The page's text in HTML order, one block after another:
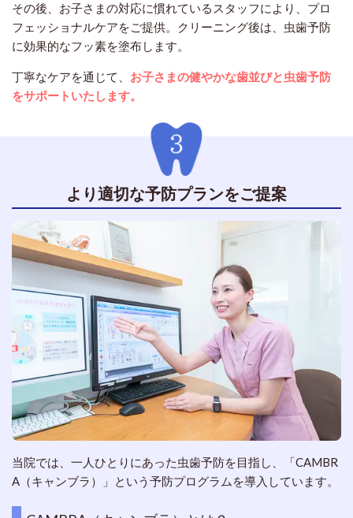
その後、お子さまの対応に慣れているスタッフにより、プロ
フェッショナルケアをご提供。クリーニング後は、虫歯予防
に効果的なフッ素を塗布します。
丁寧なケアを通じて、 お子さまの健やかな歯並びと虫歯予防
をサポートいたします。
より適切な予防プランをご提案
当院では、一人ひとりにあった虫歯予防を目指し、「CAMBR
A（キャンブラ）」という予防プログラムを導入しています。